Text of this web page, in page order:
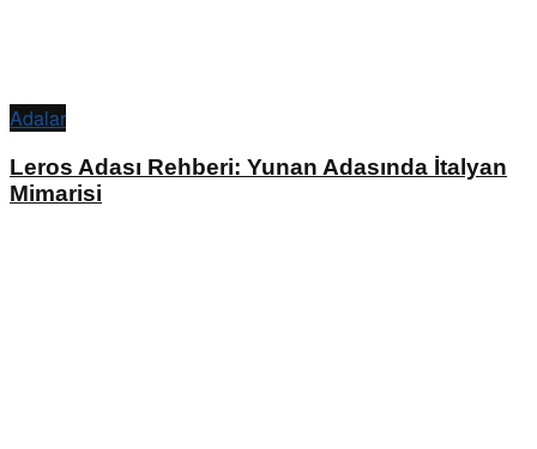
Adalar
Leros Adası Rehberi: Yunan Adasında İtalyan
Mimarisi